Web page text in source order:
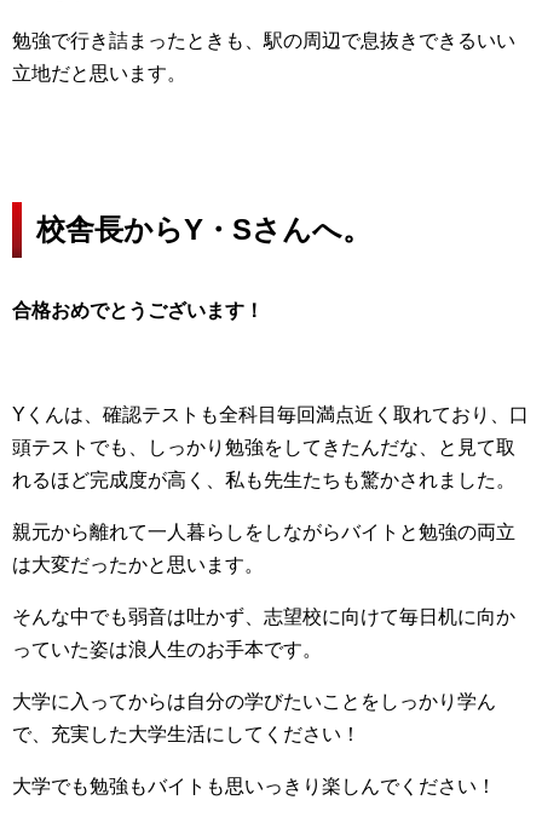
勉強で行き詰まったときも、駅の周辺で息抜きできるいい
立地だと思います。
校舎長からY・Sさんへ。
合格おめでとうございます！
Yくんは、確認テストも全科目毎回満点近く取れており、口
頭テストでも、しっかり勉強をしてきたんだな、と見て取
れるほど完成度が高く、私も先生たちも驚かされました。
親元から離れて一人暮らしをしながらバイトと勉強の両立
は大変だったかと思います。
そんな中でも弱音は吐かず、志望校に向けて毎日机に向か
っていた姿は浪人生のお手本です。
大学に入ってからは自分の学びたいことをしっかり学ん
で、充実した大学生活にしてください！
大学でも勉強もバイトも思いっきり楽しんでください！